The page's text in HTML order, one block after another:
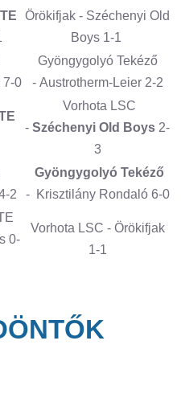
Örökifjak - Széchenyi Old
Boys 1-1
7-0
Gyöngygolyó Tekéző
- Austrotherm-Leier 2-2
Vorhota LSC
- Széchenyi Old Boys 2-
3
2
Gyöngygolyó Tekéző
- Krisztilány Rondaló 6-0
0-
Vorhota LSC - Örökifjak
1-1